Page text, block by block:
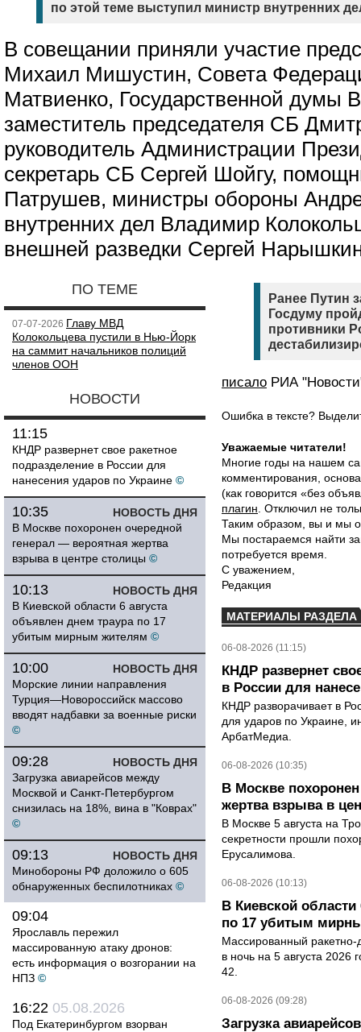
по этой теме выступил министр внутренних
В совещании приняли участие
Михаил Мишустин, Совета
Матвиенко, Государственной думы
заместитель председателя СБ
руководитель Администрации
секретарь СБ Сергей Шойгу,
Патрушев, министры обороны
внутренних дел Владимир
внешней разведки Сергей
ПО ТЕМЕ
07-07-2026 Главу МВД
Колокольцева пустили в Нью-Йорк
на саммит начальников полиций
членов ООН
НОВОСТИ
11:15
КНДР развернет свое ракетное
подразделение в России для
нанесения ударов по Украине ©
НОВОСТЬ ДНЯ
10:35
В Москве похоронен очередной
генерал — вероятная жертва
взрыва в центре столицы ©
НОВОСТЬ ДНЯ
10:13
В Киевской области 6 августа
объявлен днем траура по 17
убитым мирным жителям ©
НОВОСТЬ ДНЯ
10:00
Морские линии направления
Турция—Новороссийск массово
вводят надбавки за военные риски
©
НОВОСТЬ ДНЯ
09:28
Загрузка авиарейсов между
Москвой и Санкт-Петербургом
снизилась на 18%, вина в "Коврах"
©
НОВОСТЬ ДНЯ
09:13
Минобороны РФ доложило о 605
обнаруженных беспилотниках ©
09:04
Ярославль пережил
массированную атаку дронов:
есть информация о возгорании на
НПЗ ©
16:22 05.08.2026
Под Екатеринбургом взорван
Ранее Путин
Госдуму
противники
писало РИА
Ошибка в тексте?
Уважаемые читатели!
Многие годы на нашем
комментирования,
(как говорится «без
плагин . Отключил не
Таким образом, вы и мы
Мы постараемся найти
потребуется время.
С уважением,
Редакция
МАТЕРИАЛЫ РАЗДЕЛА
06-08-2026 (11:15)
КНДР развернет
в России для
КНДР разворачивает в
для ударов по Украине,
АрбатМедиа.
06-08-2026 (10:35)
В Москве
жертва взрыва в
В Москве 5 августа на
секретности прошли
Ерусалимова.
06-08-2026 (10:13)
В Киевской
по 17 убитым
Массированный ракетно-
в ночь на 5 августа 2026
42.
06-08-2026 (09:28)
Загрузка